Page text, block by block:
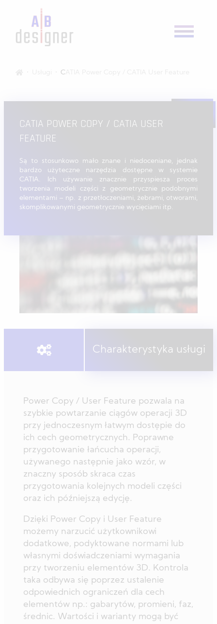
CATIA POWER COPY / CATIA USER
FEATURE
Są to stosunkowo mało znane i niedoceniane, jednak
bardzo użyteczne narzędzia dostępne w systemie
CATIA. Ich używanie znacznie przyspiesza proces
tworzenia modeli części z geometrycznie podobnymi
elementami – np. z przetłoczeniami, żebrami, otworami,
skomplikowanymi geometrycznie wycięciami itp.
Charakterystyka usługi
Power Copy / User Feature pozwala na
szybkie powtarzanie ciągów operacji 3D
przy jednoczesnym łatwym dostępie do
ich cech geometrycznych. Poprawne
przygotowanie łańcucha operacji,
używanego następnie jako wzór, w
znaczny sposób skraca czas
przygotowania kolejnych modeli części
oraz ich późniejszą edycję.
Dzięki Power Copy i User Feature
możemy narzucić użytkownikowi
dodatkowe, podyktowane normami lub
własnymi doświadczeniami wymagania
przy tworzeniu elementów 3D. Kontrola
taka odbywa się poprzez ustalenie
odpowiednich ograniczeń dla cech
elementów np.: gabarytów, promieni, faz,
średnic. Wartości i warianty mogą być